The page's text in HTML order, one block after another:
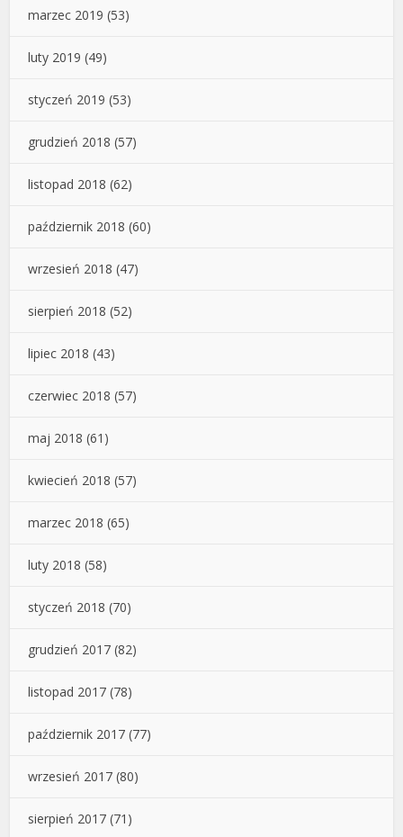
marzec 2019 (53)
luty 2019 (49)
styczeń 2019 (53)
grudzień 2018 (57)
listopad 2018 (62)
październik 2018 (60)
wrzesień 2018 (47)
sierpień 2018 (52)
lipiec 2018 (43)
czerwiec 2018 (57)
maj 2018 (61)
kwiecień 2018 (57)
marzec 2018 (65)
luty 2018 (58)
styczeń 2018 (70)
grudzień 2017 (82)
listopad 2017 (78)
październik 2017 (77)
wrzesień 2017 (80)
sierpień 2017 (71)